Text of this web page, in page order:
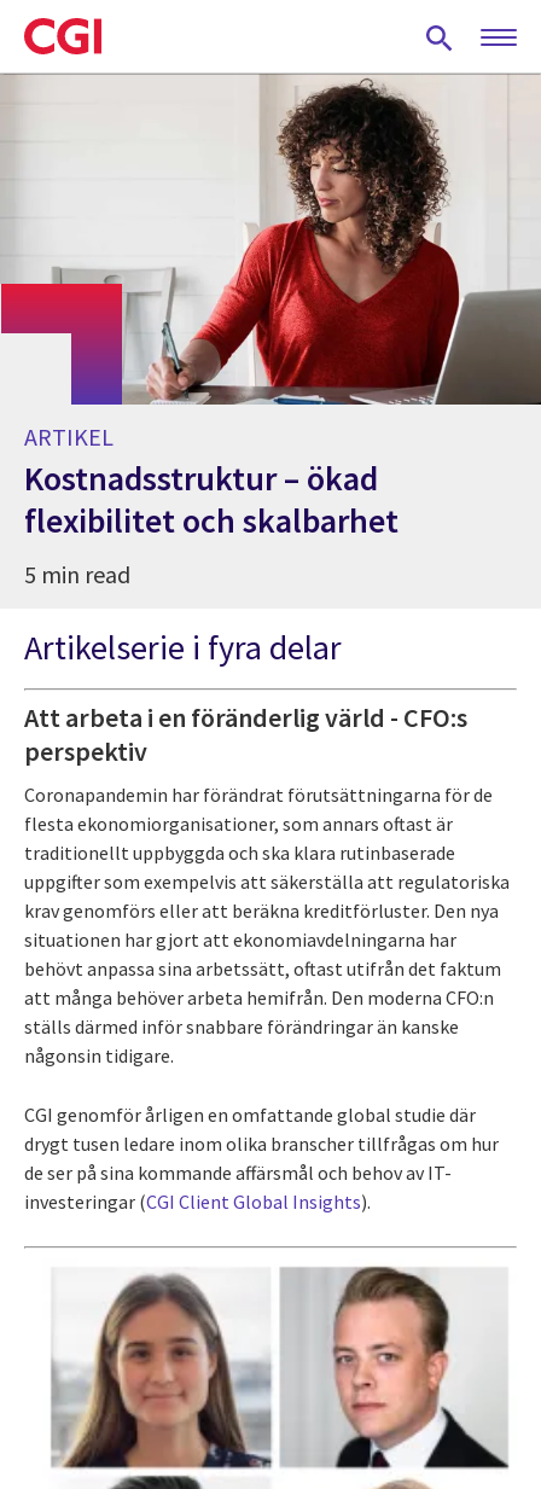
Skip
to
main
ARTIKEL
Kostnadsstruktur – ökad
flexibilitet och skalbarhet
5 min read
Artikelserie i fyra delar
Att arbeta i en föränderlig värld - CFO:s
perspektiv
Coronapandemin har förändrat förutsättningarna för de
flesta ekonomiorganisationer, som annars oftast är
traditionellt uppbyggda och ska klara rutinbaserade
uppgifter som exempelvis att säkerställa att regulatoriska
krav genomförs eller att beräkna kreditförluster. Den nya
situationen har gjort att ekonomiavdelningarna har
behövt anpassa sina arbetssätt, oftast utifrån det faktum
att många behöver arbeta hemifrån. Den moderna CFO:n
ställs därmed inför snabbare förändringar än kanske
någonsin tidigare.
CGI genomför årligen en omfattande global studie där
drygt tusen ledare inom olika branscher tillfrågas om hur
de ser på sina kommande affärsmål och behov av IT-
investeringar (CGI Client Global Insights).